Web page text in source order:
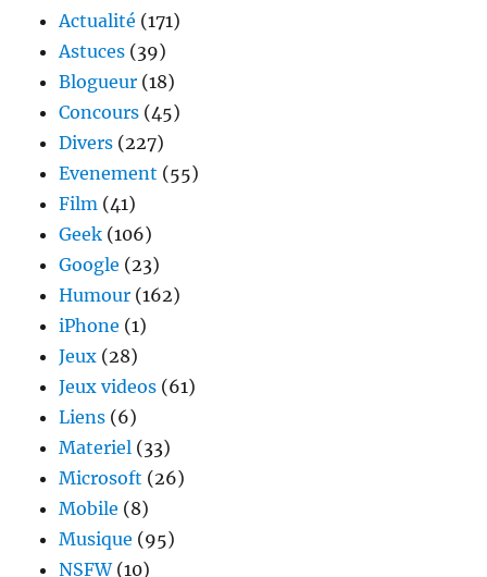
dans
les
transports
en
commun
Actualité (171)
Astuces (39)
Blogueur (18)
Concours (45)
Divers (227)
Evenement (55)
Film (41)
Geek (106)
Google (23)
Humour (162)
iPhone (1)
Jeux (28)
Jeux videos (61)
Liens (6)
Materiel (33)
Microsoft (26)
Mobile (8)
Musique (95)
NSFW(10)